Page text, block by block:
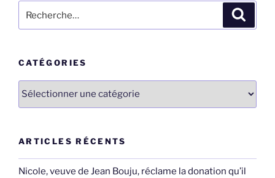
pour
CATÉGORIES
Catégories
ARTICLES RÉCENTS
Nicole, veuve de Jean Bouju, réclame la donation qu’il